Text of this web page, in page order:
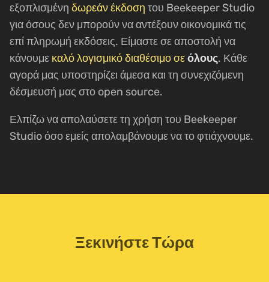
εξοπλισμένη δωρεάν έκδοση του Beekeeper Studio
για όσους δεν μπορούν να αντέξουν οικονομικά τις
επί πληρωμή εκδόσεις. Είμαστε σε αποστολή να
κάνουμε καλό λογισμικό διαθέσιμο σεόλους. Κάθε
αγορά μας υποστηρίζει άμεσα και τη συνεχιζόμενη
δέσμευσή μας στο open source.
Ελπίζω να απολαύσετε τη χρήση του Beekeeper
Studio όσο εμείς απολαμβάνουμε να το φτιάχνουμε.
Ξεκινήστε Τώρα